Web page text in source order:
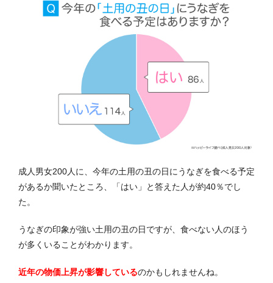
成人男女200人に、今年の土用の丑の日にうなぎを食べる予定
があるか聞いたところ、「はい」と答えた人が約40％でし
た。
うなぎの印象が強い土用の丑の日ですが、食べない人のほう
が多くいることがわかります。
近年の物価上昇が影響しているのかもしれませんね。